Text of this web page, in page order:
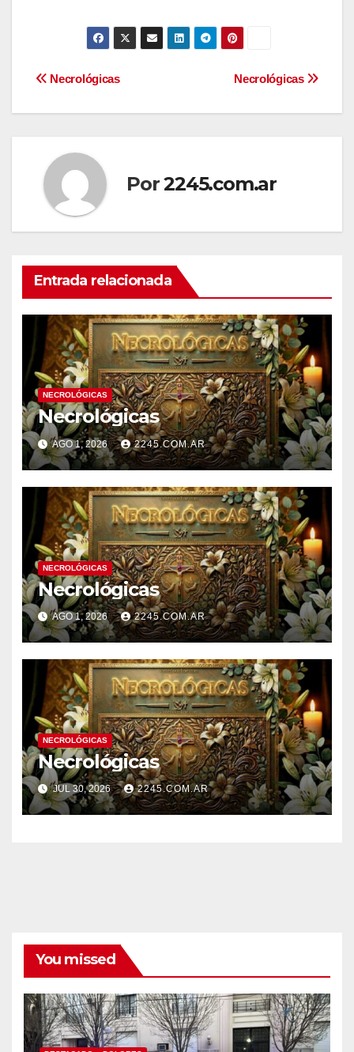
Navegación
de
entradas
Necrológicas
Necrológicas
Por2245.com.ar
Entrada relacionada
NECROLÓGICAS
Necrológicas
AGO 1, 2026 2245.COM.AR
NECROLÓGICAS
Necrológicas
AGO 1, 2026 2245.COM.AR
NECROLÓGICAS
Necrológicas
JUL 30, 2026 2245.COM.AR
You missed